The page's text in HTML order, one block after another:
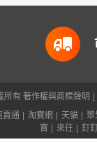
所有 著作權與商標聲明
賣通 淘寶網 天貓
聚
寶
來往 釘